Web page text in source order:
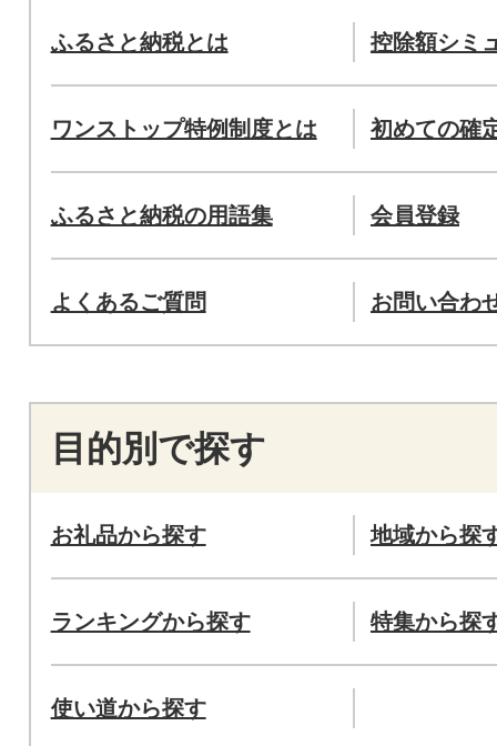
ふるさと納税とは 控除額シミ
ワンストップ特例制度とは 初めての確
ふるさと納税の用語集 会員登録
よくあるご質問 お問い合わ
目的別で探す
お礼品から探す 地域から探
ランキングから探す 特集から探
使い道から探す